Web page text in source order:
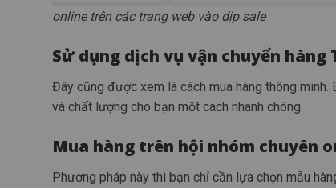
online trên các trang web vào dịp sale
Sử dụng dịch vụ vận chuyển hàng
Đây cũng được xem là cách mua hàng thông
và chất lượng cho bạn một cách nhanh chóng.
Mua hàng trên hội nhóm chuyên
Phương pháp này thì bạn chỉ cần lựa chọn mẫu